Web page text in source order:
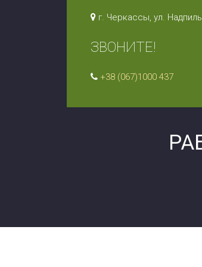
г. Черкассы, ул.
ЗВОНИТЕ!
+38 (067)1000 437